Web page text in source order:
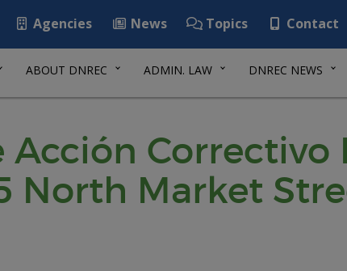
Agencies News Topics Contact
ABOUT DNREC ADMIN. LAW DNREC NEWS
Acción
North Market